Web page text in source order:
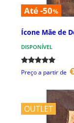
Até -50%
Ícone Mãe de
DISPONÍVEL
Preço a partir de
OUTLET